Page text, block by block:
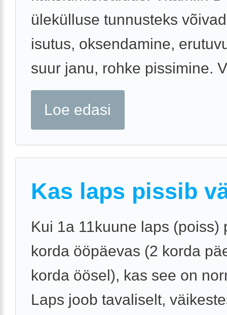
ülekülluse tunnusteks
isutus, oksendamine,
suur janu, rohke pissimine.
Loe edasi
Kas laps pissib
Kui 1a 11kuune laps (poiss)
korda ööpäevas (2 korda
korda öösel), kas see on
Laps joob tavaliselt,